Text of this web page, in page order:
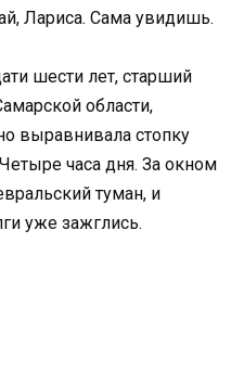
Лариса. Сама увидишь.
шести лет, старший
области,
выравнивала стопку
часа дня. За окном
туман, и
уже зажглись.